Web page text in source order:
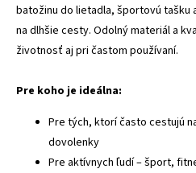
batožinu do lietadla, športovú tašku
na dlhšie cesty. Odolný materiál a
životnosť aj pri častom používaní.
Pre koho je ideálna:
Pre tých, ktorí často cestujú
dovolenky
Pre aktívnych ľudí – šport,